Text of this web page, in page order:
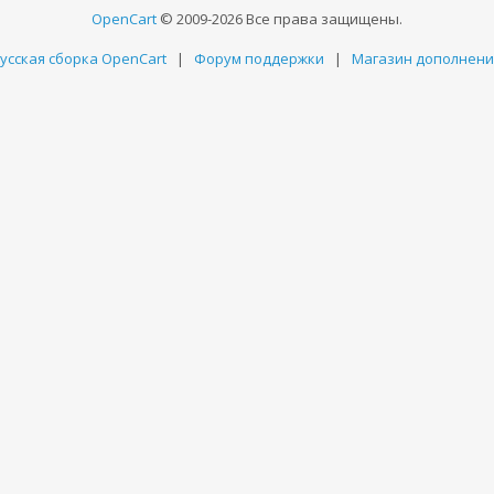
OpenCart © 2009-2026 Все права защищены.
сборка OpenCart | Форум поддержки | Магазин